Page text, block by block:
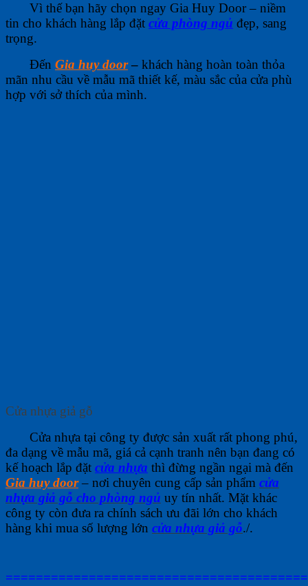
Vì thế bạn hãy chọn ngay Gia Huy Door – niềm
tin cho khách hàng lắp đặt cửa phòng ngủ đẹp, sang
trọng.
Đến Gia huy door– khách hàng hoàn toàn thỏa
mãn nhu cầu về mẫu mã thiết kế, màu sắc của cửa phù
hợp với sở thích của mình.
Cửa nhựa giả gỗ
Cửa nhựa tại công ty được sản xuất rất phong phú,
đa dạng về mẫu mã, giá cả cạnh tranh nên bạn đang có
kế hoạch lắp đặt cửa nhựa thì đừng ngần ngại mà đến
Gia huy door – nơi chuyên cung cấp sản phẩm cửa
nhựa giả gỗ cho phòng ngủ uy tín nhất. Mặt khác
công ty còn đưa ra chính sách ưu đãi lớn cho khách
hàng khi mua số lượng lớn cửa nhựa giả gỗ./.